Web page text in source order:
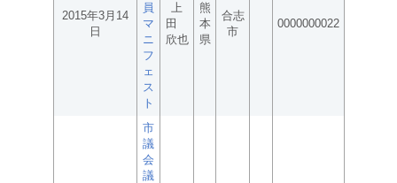
2015年3月14
日
員
マ
ニ
フ
ェ
ス
ト
上
田
欣也
熊
本
県
合志
市
0000000022
市
議
会
議